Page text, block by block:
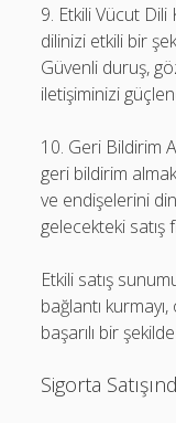
9. Etkili Vücut Dili
dilinizi etkili bir
Güvenli duruş,
iletişiminizi
10. Geri Bildirim
geri bildirim
ve endişelerini
gelecekteki satış
Etkili satış
bağlantı
başarılı bir
Sigorta